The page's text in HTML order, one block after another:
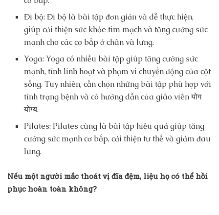
Đi bộ: Đi bộ là bài tập đơn giản và dễ thực hiện,
giúp cải thiện sức khỏe tim mạch và tăng cường sức
mạnh cho các cơ bắp ở chân và lưng.
Yoga: Yoga có nhiều bài tập giúp tăng cường sức
mạnh, tính linh hoạt và phạm vi chuyển động của cột
sống. Tuy nhiên, cần chọn những bài tập phù hợp với
tình trạng bệnh và có hướng dẫn của giáo viên योग
योग्य.
Pilates: Pilates cũng là bài tập hiệu quả giúp tăng
cường sức mạnh cơ bắp, cải thiện tư thế và giảm đau
lưng.
Nếu một người mắc thoát vị đĩa đệm, liệu họ có thể hồi
phục hoàn toàn không?